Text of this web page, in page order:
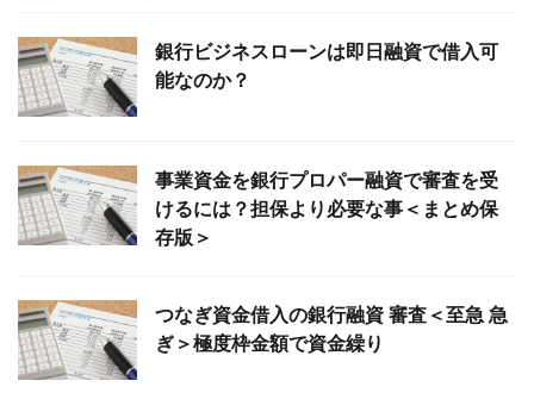
銀行ビジネスローンは即日融資で借入可
能なのか？
事業資金を銀行プロパー融資で審査を受
けるには？担保より必要な事＜まとめ保
存版＞
つなぎ資金借入の銀行融資 審査＜至急 急
ぎ＞極度枠金額で資金繰り